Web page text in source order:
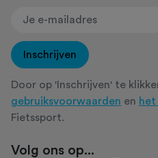
Inschrijven
Door op 'Inschrijven' te
gebruiksvoorwaarden en het
Fietssport.
Volg ons op...